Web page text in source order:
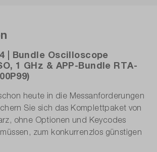
du signal:
| Bundle Oscilloscope
1 GHz & APP-Bundle RTA-
heute in die Messanforderungen
Sie sich das Komplettpaket von
ohne Optionen und Keycodes
zum konkurrenzlos günstigen